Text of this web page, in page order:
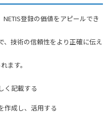
登録の価値をアピールでき
技術の信頼性をより正確に伝え
ます。
く記載する
作成し、活用する